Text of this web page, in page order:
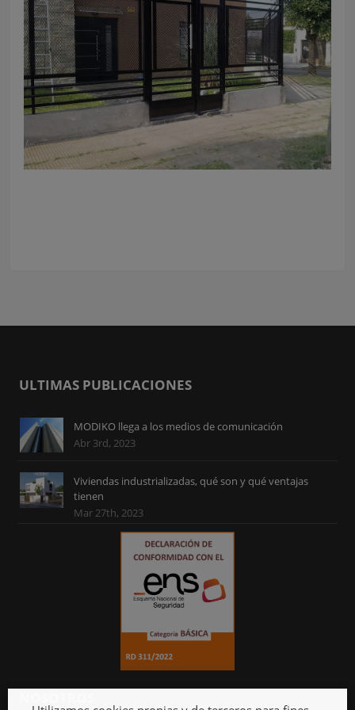
ULTIMAS PUBLICACIONES
MODIKO llega a los medios de comunicación
Abr 3rd, 2023
Viviendas industrializadas, qué son y qué ventajas
tienen
Mar 27th, 2023